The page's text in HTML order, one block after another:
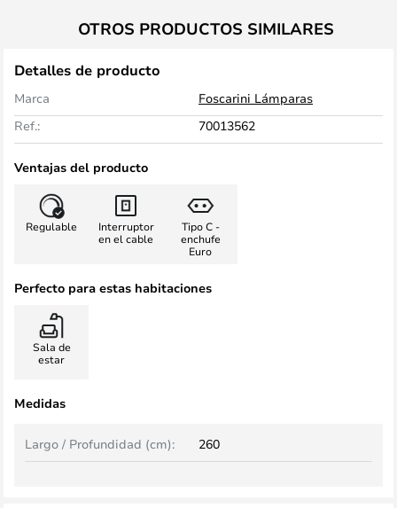
OTROS PRODUCTOS SIMILARES
Detalles de producto
Marca
Foscarini Lámparas
Ref.:
70013562
Ventajas del producto
Regulable
Interruptor
en el cable
Tipo C -
enchufe
Euro
Perfecto para estas habitaciones
Sala de
estar
Medidas
Largo / Profundidad (cm): 260